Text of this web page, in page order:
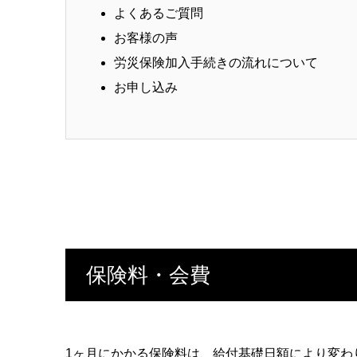
よくあるご質問
お客様の声
労災保険加入手続きの流れについて
お申し込み
保険料・会費
1ヶ月にかかる保険料は、給付基礎日額により変わ